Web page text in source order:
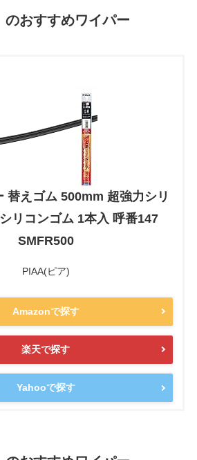
のおすすめワイパー
替えゴム 500mm 超強力シリ
リコンゴム 1本入 呼番147
SMFR500
PIAA(ピア)
Amazonで探す
楽天で探す
Yahooで探す